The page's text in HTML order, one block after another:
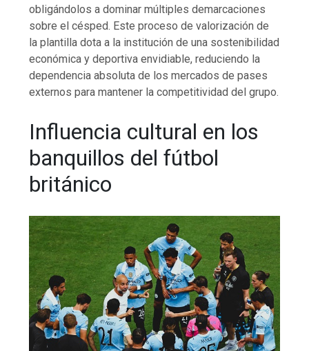
obligándolos a dominar múltiples demarcaciones
sobre el césped. Este proceso de valorización de
la plantilla dota a la institución de una sostenibilidad
económica y deportiva envidiable, reduciendo la
dependencia absoluta de los mercados de pases
externos para mantener la competitividad del grupo.
Influencia cultural en los
banquillos del fútbol
británico